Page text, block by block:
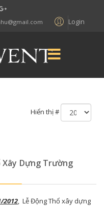
Login
Hiển thị #
Xây Dựng Trường
2012, Lễ Động Thổ xây dựng